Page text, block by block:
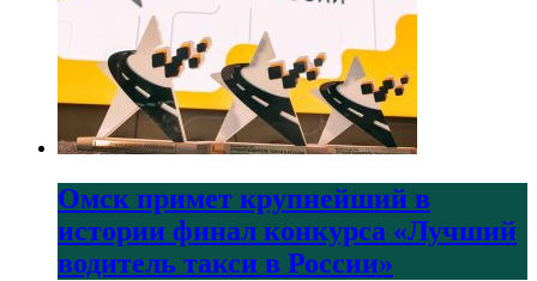
Омск примет крупнейший в
истории финал конкурса «Лучший
водитель такси в России»